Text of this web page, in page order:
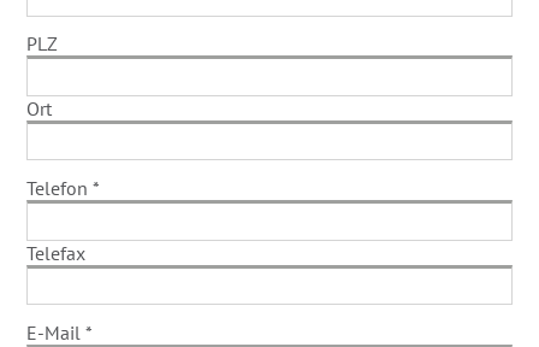
PLZ
Ort
Telefon *
Telefax
E-Mail *